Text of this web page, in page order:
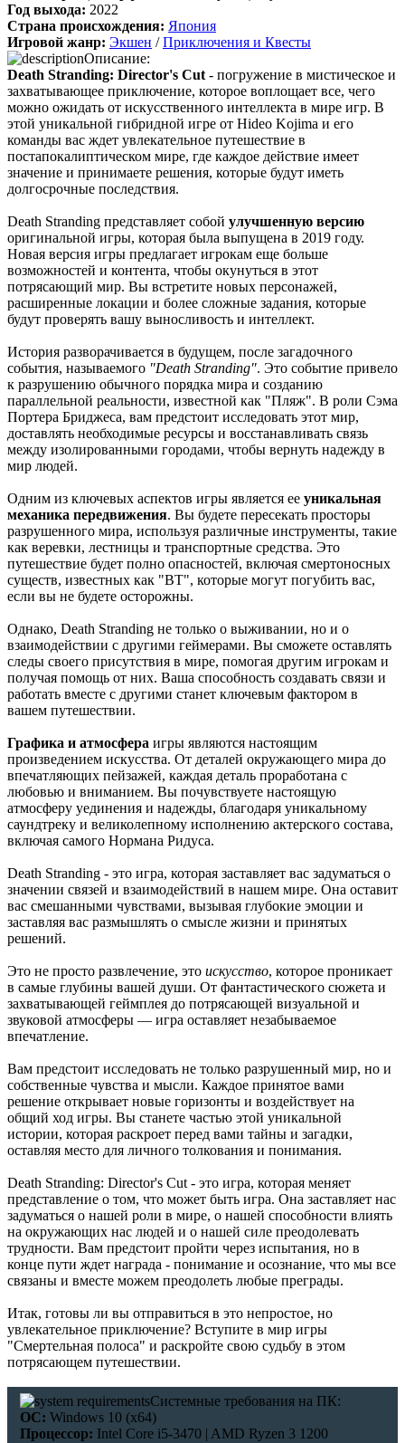
cord:Boycenunse,
Да, сделано. Добавил саундтрек Need for Speed: Most Wanted
Soundtrack (OST):
скачать
Представлено несколько ссылок на скачивание (торрент,
архив и FLAC), но основной – Unofficial Game Soundtrack
OST. На странице можно послушать онлайн полную версию,
включая треки от Paul Linford
Сборник получился добротный, наслаждайтесь!
Boycenunse:Добавьте пожалуйста саундтрек из игры NFS
Most Wanted, которая 2005 года.
Mifman:Добро пожаловать на игровой сайт mifman.ru
Делитесь играми с друзьями и добавляйте сайт в избранное.
В этом чате Вы можете общаться. Пишите свои отзывы и
комментарии к играм.
Год выхода: 2022
Страна происхождения: Япония
Игровой жанр: Экшен /Приключения и Квесты
Описание:
Death Stranding: Director's Cut - погружение в мистическое и
захватывающее приключение, которое воплощает все, чего
можно ожидать от искусственного интеллекта в мире игр. В
этой уникальной гибридной игре от Hideo Kojima и его
команды вас ждет увлекательное путешествие в
постапокалиптическом мире, где каждое действие имеет
значение и принимаете решения, которые будут иметь
долгосрочные последствия.
Death Stranding представляет собой улучшенную версию
оригинальной игры, которая была выпущена в 2019 году.
Новая версия игры предлагает игрокам еще больше
возможностей и контента, чтобы окунуться в этот
потрясающий мир. Вы встретите новых персонажей,
расширенные локации и более сложные задания, которые
будут проверять вашу выносливость и интеллект.
История разворачивается в будущем, после загадочного
события, называемого "Death Stranding". Это событие привело
к разрушению обычного порядка мира и созданию
параллельной реальности, известной как "Пляж". В роли Сэма
Портера Бриджеса, вам предстоит исследовать этот мир,
доставлять необходимые ресурсы и восстанавливать связь
между изолированными городами, чтобы вернуть надежду в
мир людей.
Одним из ключевых аспектов игры является ее уникальная
механика передвижения. Вы будете пересекать просторы
разрушенного мира, используя различные инструменты, такие
как веревки, лестницы и транспортные средства. Это
путешествие будет полно опасностей, включая смертоносных
существ, известных как "BT", которые могут погубить вас,
если вы не будете осторожны.
Однако, Death Stranding не только о выживании, но и о
взаимодействии с другими геймерами. Вы сможете оставлять
следы своего присутствия в мире, помогая другим игрокам и
получая помощь от них. Ваша способность создавать связи и
работать вместе с другими станет ключевым фактором в
вашем путешествии.
Графика и атмосфера игры являются настоящим
произведением искусства. От деталей окружающего мира до
впечатляющих пейзажей, каждая деталь проработана с
любовью и вниманием. Вы почувствуете настоящую
атмосферу уединения и надежды, благодаря уникальному
саундтреку и великолепному исполнению актерского состава,
включая самого Нормана Ридуса.
Death Stranding - это игра, которая заставляет вас задуматься о
значении связей и взаимодействий в нашем мире. Она оставит
вас смешанными чувствами, вызывая глубокие эмоции и
заставляя вас размышлять о смысле жизни и принятых
решений.
Это не просто развлечение, это искусство, которое проникает
в самые глубины вашей души. От фантастического сюжета и
захватывающей геймплея до потрясающей визуальной и
звуковой атмосферы — игра оставляет незабываемое
впечатление.
Вам предстоит исследовать не только разрушенный мир, но и
собственные чувства и мысли. Каждое принятое вами
решение открывает новые горизонты и воздействует на
общий ход игры. Вы станете частью этой уникальной
истории, которая раскроет перед вами тайны и загадки,
оставляя место для личного толкования и понимания.
Death Stranding: Director's Cut - это игра, которая меняет
представление о том, что может быть игра. Она заставляет нас
задуматься о нашей роли в мире, о нашей способности влиять
на окружающих нас людей и о нашей силе преодолевать
трудности. Вам предстоит пройти через испытания, но в
конце пути ждет награда - понимание и осознание, что мы все
связаны и вместе можем преодолеть любые преграды.
Итак, готовы ли вы отправиться в это непростое, но
увлекательное приключение? Вступите в мир игры
"Смертельная полоса" и раскройте свою судьбу в этом
потрясающем путешествии.
Системные требования на ПК:
ОС: Windows 10 (х64)
Процессор: Intel Core i5-3470 | AMD Ryzen 3 1200